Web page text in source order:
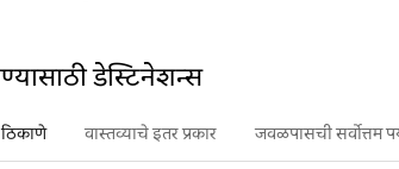
डेस्टिनेशन्स
वास्तव्याचे इतर प्रकार जवळपासची सर्वोत्तम